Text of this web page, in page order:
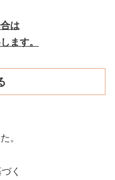
は
ます。
。
く